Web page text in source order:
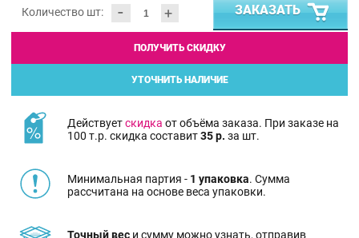
Количество шт: - + ЗАКАЗАТЬ
ПОЛУЧИТЬ СКИДКУ
УТОЧНИТЬ НАЛИЧИЕ
Действуетскидка от объёма заказа. При заказе на
100 т.р. скидка составит35 р. за шт.
Минимальная партия - 1 упаковка. Сумма
рассчитана на основе веса упаковки.
Точный вес и сумму можно узнать, отправив